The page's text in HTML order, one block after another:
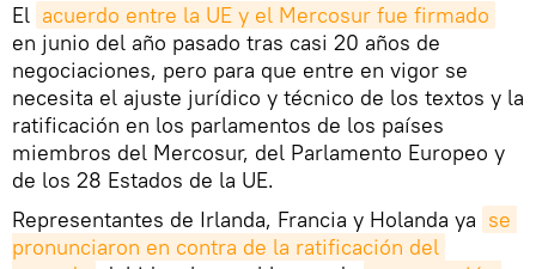
El acuerdo entre la UE y el Mercosur fue firmado
en junio del año pasado tras casi 20 años de
negociaciones, pero para que entre en vigor se
necesita el ajuste jurídico y técnico de los textos y la
ratificación en los parlamentos de los países
miembros del Mercosur, del Parlamento Europeo y
de los 28 Estados de la UE.
Representantes de Irlanda, Francia y Holanda ya se
pronunciaron en contra de la ratificación del